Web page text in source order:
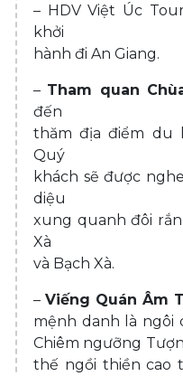
– HDV Việt Úc
khởi
hành đi An Giang.
– Tham quan
đến
thăm địa điểm du
Quý
khách sẽ được
diệu
xung quanh đôi
Xà
và Bạch Xà.
– Viếng Quán Âm
mệnh danh là ngôi
Chiêm ngưỡng
thế ngồi thiền cao